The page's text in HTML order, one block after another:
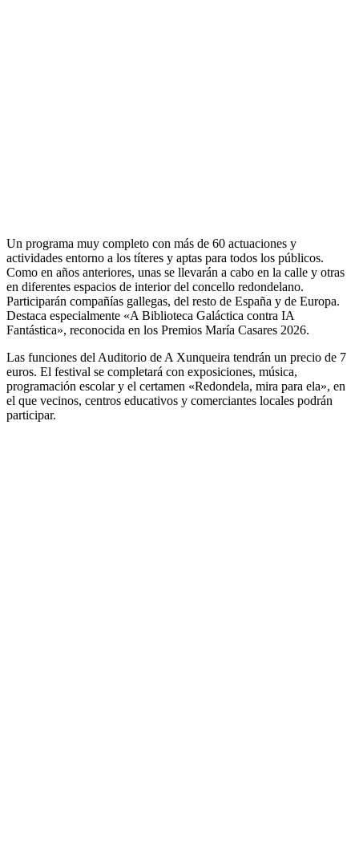
Un programa muy completo con más de 60 actuaciones y
actividades entorno a los títeres y aptas para todos los públicos.
Como en años anteriores, unas se llevarán a cabo en la calle y otras
en diferentes espacios de interior del concello redondelano.
Participarán compañías gallegas, del resto de España y de Europa.
Destaca especialmente «A Biblioteca Galáctica contra IA
Fantástica», reconocida en los Premios María Casares 2026.
Las funciones del Auditorio de A Xunqueira tendrán un precio de 7
euros. El festival se completará con exposiciones, música,
programación escolar y el certamen «Redondela, mira para ela», en
el que vecinos, centros educativos y comerciantes locales podrán
participar.